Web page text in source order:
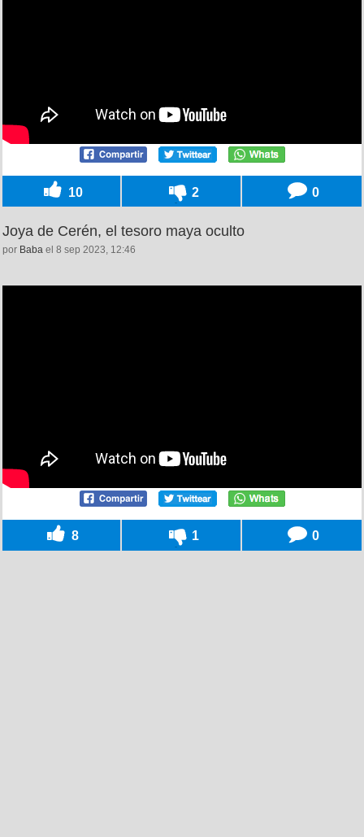
10 2 0
Joya de Cerén, el tesoro maya oculto
por Baba el 8 sep 2023, 12:46
8 1 0